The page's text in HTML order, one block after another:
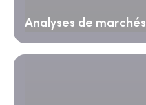
Analyses de marchés